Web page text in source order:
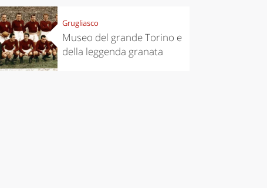
Grugliasco
Museo del grande Torino e
della leggenda granata